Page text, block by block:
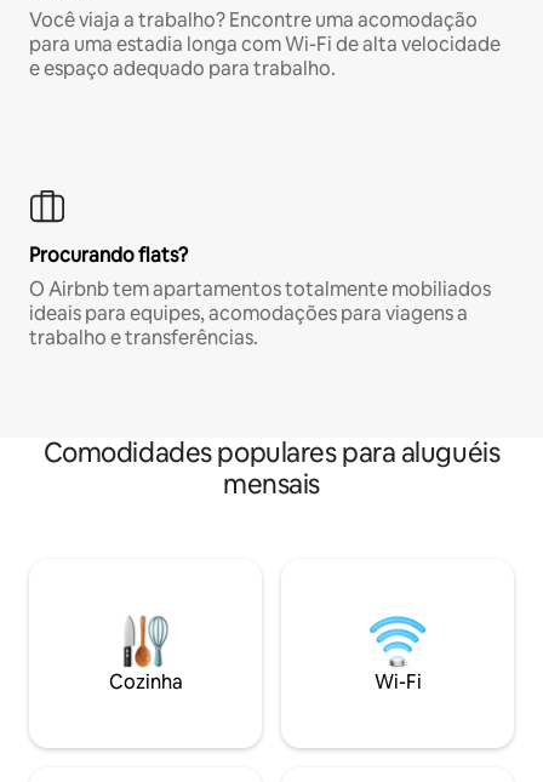
Você viaja a trabalho? Encontre uma acomodação
para uma estadia longa com Wi-Fi de alta velocidade
e espaço adequado para trabalho.
Procurando flats?
O Airbnb tem apartamentos totalmente mobiliados
ideais para equipes, acomodações para viagens a
trabalho e transferências.
Comodidades populares para aluguéis
mensais
Cozinha Wi-Fi